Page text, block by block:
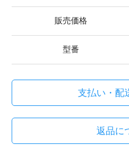
販売価格
型番
支払い・配
返品に